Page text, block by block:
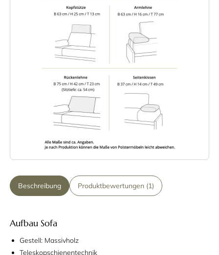
Beschreibung Produktbewertungen (1)
Aufbau Sofa
Gestell: Massivholz
Teleskopschienentechnik